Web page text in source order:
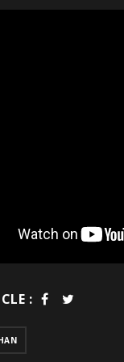
: